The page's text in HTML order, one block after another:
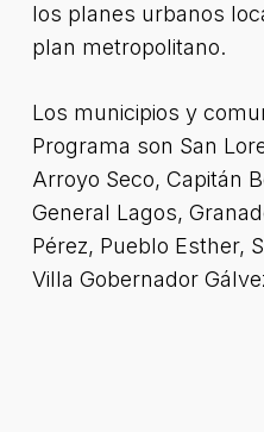
los planes urbanos
plan metropolitano.
Los municipios y
Programa son San
Arroyo Seco, Capitán
General Lagos,
Pérez, Pueblo Esther,
Villa Gobernador